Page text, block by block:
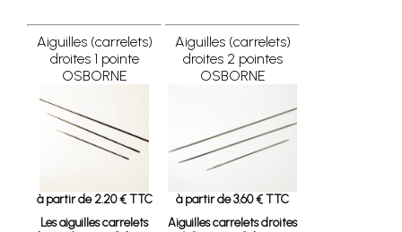
Aiguilles (carrelets)
droites 1 pointe
OSBORNE
à partir de 2.20 € TTC
Les aiguilles carrelets
Aiguilles (carrelets)
droites 2 pointes
OSBORNE
à partir de 3.60 € TTC
Aiguilles carrelets droites